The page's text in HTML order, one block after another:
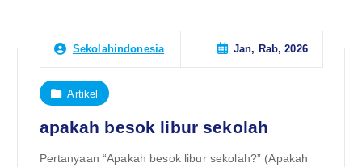
Sekolahindonesia Jan, Rab, 2026
Artikel
apakah besok libur sekolah
Pertanyaan “Apakah besok libur sekolah?” (Apakah